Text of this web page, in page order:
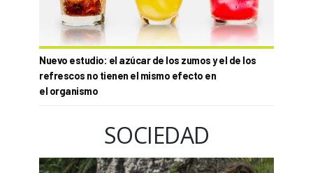
Nuevo estudio: el azúcar de los zumos y el de los
refrescos no tienen el mismo efecto en
el organismo
SOCIEDAD